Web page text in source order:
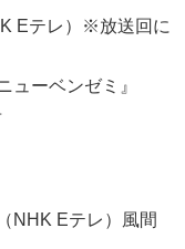
Eテレ）※放送回に
ーベンゼミ』
NHK Eテレ）風間